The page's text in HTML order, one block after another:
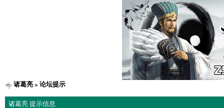
诸葛亮» 论坛提示
诸葛亮 提示信息